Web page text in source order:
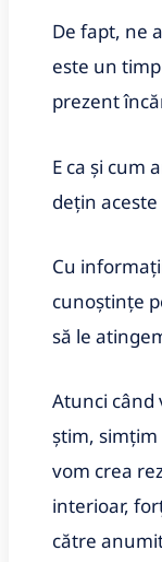
De fapt, ne
este un
prezent
E ca și cum
dețin
Cu
cunoștințe
să le
Atunci când
știm,
vom crea
interioar,
către